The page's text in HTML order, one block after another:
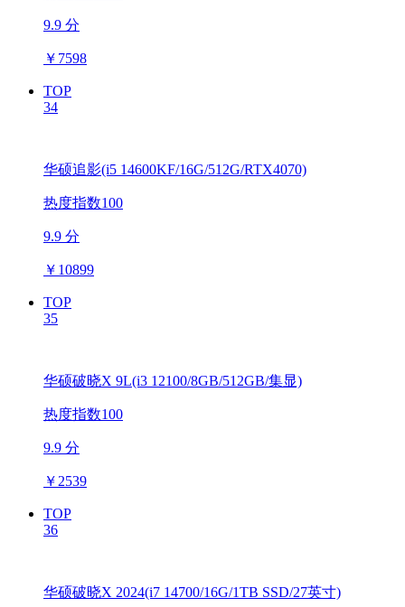
9.9 分
￥ 7598
TOP
34
华硕追影(i5 14600KF/16G/512G/RTX4070)
热度指数100
9.9 分
￥ 10899
TOP
35
华硕破晓X 9L(i3 12100/8GB/512GB/集显)
热度指数100
9.9 分
￥ 2539
TOP
36
华硕破晓X 2024(i7 14700/16G/1TB SSD/27英寸)